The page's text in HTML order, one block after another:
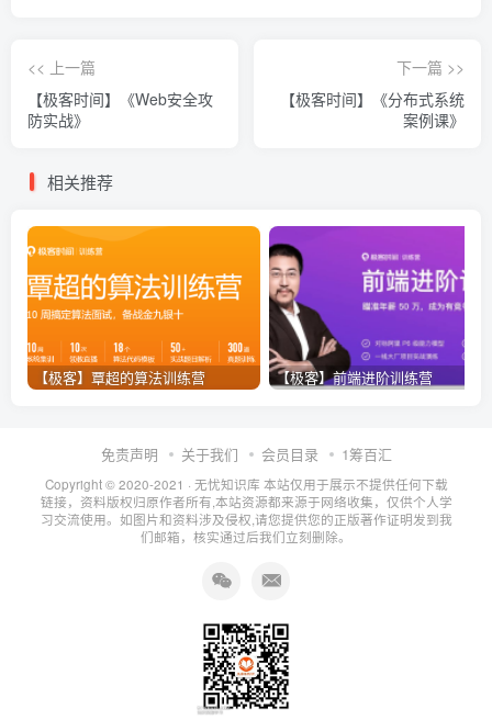
<< 上一篇
【极客时间】《Web安全攻
防实战》
下一篇 >>
【极客时间】《分布式系统
案例课》
相关推荐
【极客】覃超的算法训练营 【极客】前端进阶训练营
免责声明 关于我们 会员目录 1筹百汇
Copyright © 2020-2021 · 无忧知识库 本站仅用于展示不提供任何下载
链接，资料版权归原作者所有,本站资源都来源于网络收集，仅供个人学
习交流使用。如图片和资料涉及侵权,请您提供您的正版著作证明发到我
们邮箱，核实通过后我们立刻删除。